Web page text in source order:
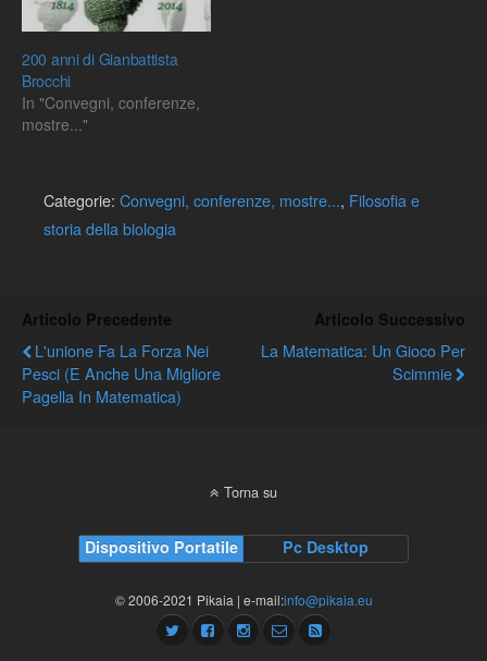
200 anni di Gianbattista
Brocchi
In "Convegni, conferenze,
mostre..."
Categorie: Convegni, conferenze, mostre..., Filosofia e
storia della biologia
Articolo Precedente
L'unione Fa La Forza Nei
Pesci (e Anche Una Migliore
Pagella In Matematica)
Articolo Successivo
La Matematica: Un Gioco Per
Scimmie
Torna su
Dispositivo Portatile Pc Desktop
© 2006-2021 Pikaia | e-mail:info@pikaia.eu